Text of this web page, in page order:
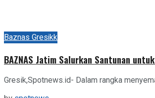
Baznas Gresikk
BAZNAS Jatim Salurkan Santunan
Gresik,Spotnews.id- Dalam rangka